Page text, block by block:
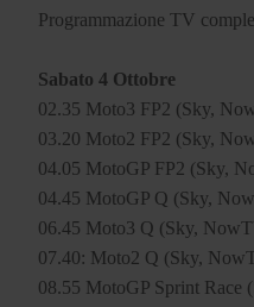
Programmazione TV
Sabato 4 Ottobre
02.35 Moto3 FP2 (Sky,
03.20 Moto2 FP2 (Sky,
04.05 MotoGP FP2 (Sky,
04.45 MotoGP Q (Sky,
06.45 Moto3 Q (Sky,
07.40: Moto2 Q (Sky,
08.55 MotoGP Sprint